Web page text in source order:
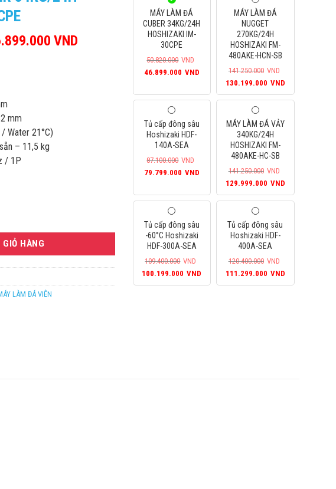
VND
46.899.000VND.
mm
Water 21°C)
– 11,5 kg
/ 1P
IM-30CPE số lượng
HÀNG
LÀM ĐÁ VIÊN
MÁY LÀM ĐÁ
CUBER 34KG/24H
HOSHIZAKI IM-
30CPE
50.820.000 VND
Giá
là:
50.820.000VND.
46.899.000 VND
tại
46.899.000VND.
MÁY LÀM ĐÁ
NUGGET
270KG/24H
HOSHIZAKI FM-
480AKE-HCN-SB
141.250.000 VND
Giá
gốc
141.250.000VND.
130.199.000 VND
hiện
Tủ cấp đông sâu
Hoshizaki HDF-
140A-SEA
87.100.000 VND
Giá
là:
87.100.000VND.
79.799.000 VND
tại
79.799.000VND.
MÁY LÀM ĐÁ VẢY
340KG/24H
HOSHIZAKI FM-
480AKE-HC-SB
141.250.000 VND
Giá
gốc
141.250.000VND.
129.999.000 VND
hiện
Tủ cấp đông sâu
-60°C Hoshizaki
HDF-300A-SEA
109.400.000 VND
Giá
gốc
100.199.000 VND
hiện
Tủ cấp đông sâu
Hoshizaki HDF-
400A-SEA
120.400.000 VND
Giá
gốc
111.299.000 VND
hiện